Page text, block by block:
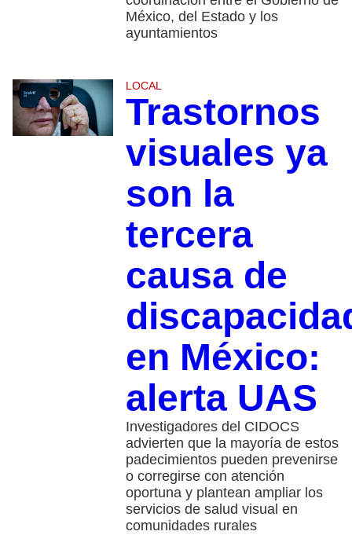
México, del Estado y los
ayuntamientos
LOCAL
Trastornos
visuales ya
son la
tercera
causa de
en México:
alerta UAS
Investigadores del CIDOCS
advierten que la mayoría de estos
padecimientos pueden prevenirse
o corregirse con atención
oportuna y plantean ampliar los
servicios de salud visual en
comunidades rurales